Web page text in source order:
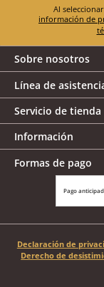
información de
Sobre nosotros
Línea de
Servicio de tienda
Información
Formas de pago
Pago
Declaración de
Derecho de